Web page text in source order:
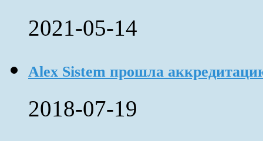
2021-05-14
Alex Sistem прошла
2018-07-19